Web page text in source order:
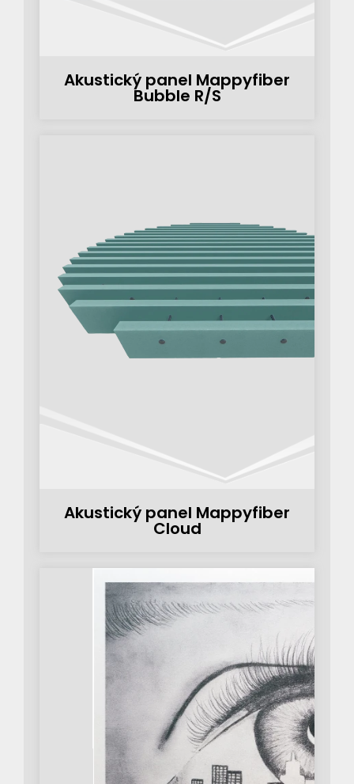
Akustický panel Mappyfiber
Bubble R/S
Akustický panel Mappyfiber
Cloud